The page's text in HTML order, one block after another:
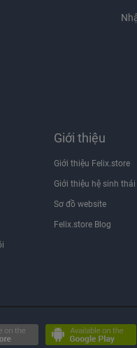
Giới thiệu
Giới thiệu Felix.store
Giới thiệu hệ sinh thái
Sơ đồ website
Felix.store Blog